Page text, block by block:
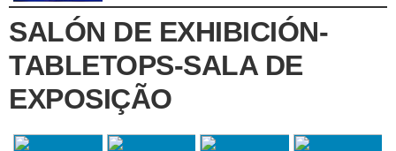
SALÓN DE EXHIBICIÓN-
TABLETOPS-SALA DE
EXPOSIÇÃO